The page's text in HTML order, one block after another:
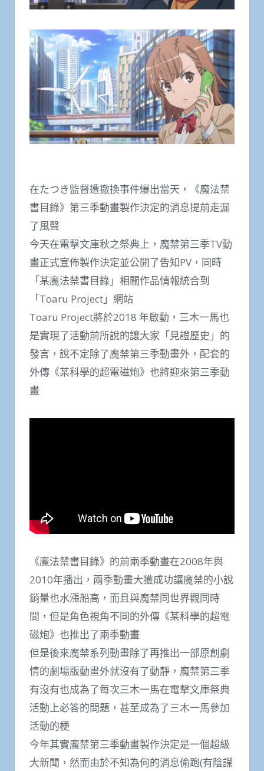
在たつき監督遭撤換事件爆出當天，《魔法禁
書目錄》第三季動畫製作決定的消息提前走漏
了風聲
今天在電擊文庫秋之祭典上，魔禁第三季TV動
畫正式宣佈製作決定並公開了告知PV，同時
「某魔法禁書目錄」相關作品情報統合到
「Toaru Project」網站
Toaru Project將於2018 年啟動，三木一馬也
是實現了活動前所說的讓大家「見證歷史」的
發言，說不定除了魔禁第三季動畫外，配套的
外傳《某科學的超電磁炮》也將迎來第三季動
畫
《魔法禁書目錄》的前兩季動畫在2008年與
2010年播出，兩季動畫大獲成功讓魔禁的小說
銷量也水漲船高，而且與魔禁同世界觀同時
間，但是角色視角不同的外傳《某科學的超電
磁炮》也推出了兩季動畫
但是後來魔禁系列動畫除了再推出一部原創劇
情的劇場版動畫外就沒有了動靜，魔禁第三季
有沒有也成為了每次三木一馬在電擊文庫祭典
活動上必答的問題，甚至成為了三木一馬參加
活動的梗
今年其實魔禁第三季動畫製作決定是一個超級
大新聞，然而由於不知為何的消息偷跑(有陰謀